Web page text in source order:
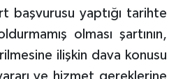
başvurusu yaptığı tarihte
olması şartının,
ilişkin dava konusu
ve hizmet gereklerine